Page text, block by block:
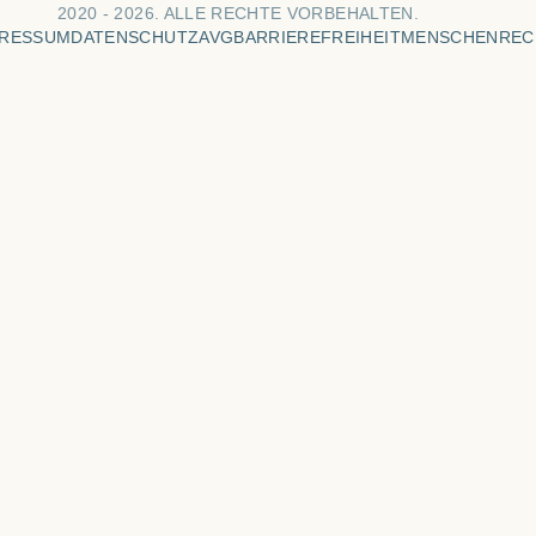
2020 - 2026. ALLE RECHTE VORBEHALTEN.
DATENSCHUTZAVGBARRIEREFREIHEIT